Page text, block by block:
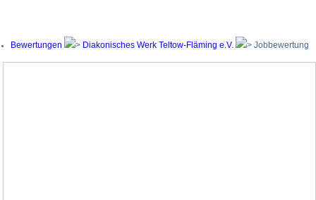
Bewertungen Diakonisches Werk Teltow-Fläming e.V. Jobbewertung